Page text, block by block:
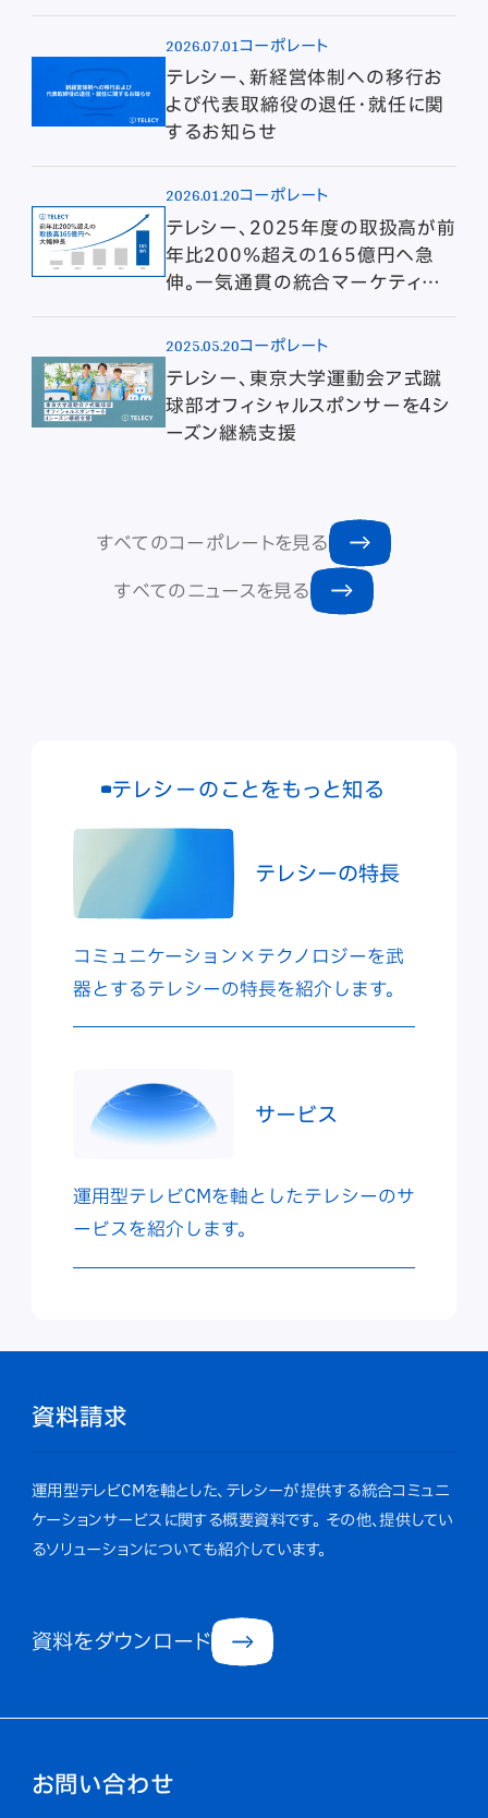
2026.07.01コーポレート
テレシー、新経営体制への移行お
よび代表取締役の退任・就任に関
するお知らせ
2026.01.20コーポレート
テレシー、2025年度の取扱高が前
年比200%超えの165億円へ急
伸。一気通貫の統合マーケティン
成長を記録
2025.05.20コーポレート
テレシー、東京大学運動会ア式蹴
球部オフィシャルスポンサーを4シ
ーズン継続支援
すべてのコーポレートを見る
すべてのニュースを見る
テレシーのことをもっと知る
テレシーの特長
コミュニケーション×テクノロジーを武
器とするテレシーの特長を紹介します。
サービス
運用型テレビCMを軸としたテレシーのサ
ービスを紹介します。
資料請求
運用型テレビCMを軸とした、テレシーが提供する統合コミュニ
ケーションサービスに関する概要資料です。 その他、提供してい
るソリューションについても紹介しています。
資料をダウンロード
お問い合わせ